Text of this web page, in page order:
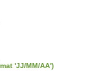
'JJ/MM/AA')